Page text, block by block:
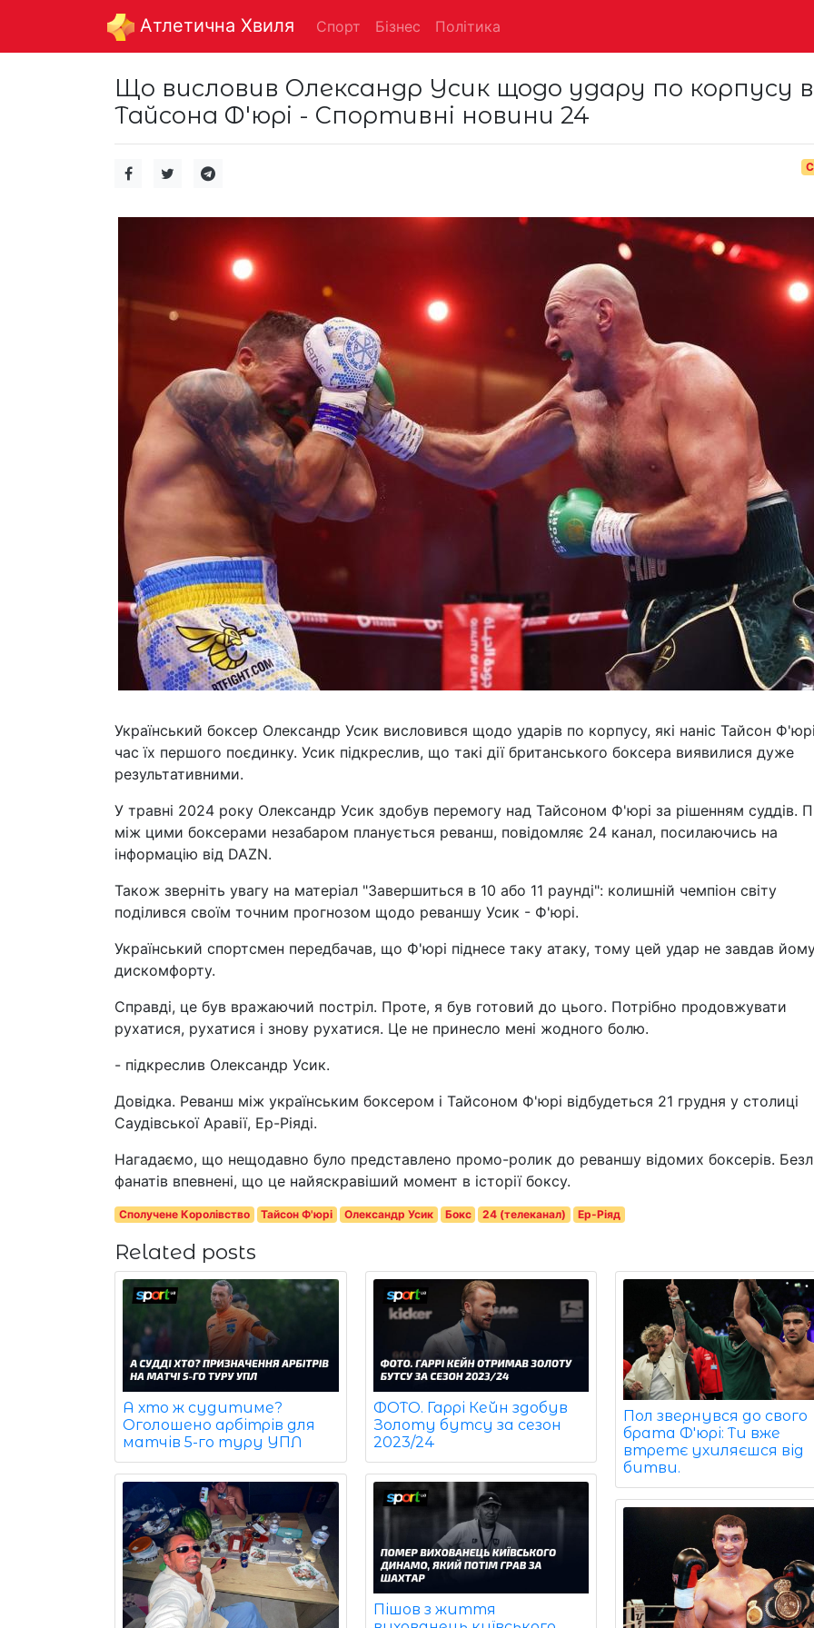
Aтлетична Хвиля Спорт Бізнес Політика
Що висловив Олександр Усик щодо удару по корпусу
Тайсона Ф'юрі - Спортивні новини 24
Український боксер Олександр Усик висловився щодо ударів по корпусу, які наніс Тайсон
час їх першого поєдинку. Усик підкреслив, що такі дії британського боксера виявилися дуже
результативними.
У травні 2024 року Олександр Усик здобув перемогу над Тайсоном Ф'юрі за рішенням суддів.
між цими боксерами незабаром планується реванш, повідомляє 24 канал, посилаючись на
інформацію від DAZN.
Також зверніть увагу на матеріал "Завершиться в 10 або 11 раунді": колишній чемпіон світу
поділився своїм точним прогнозом щодо реваншу Усик - Ф'юрі.
Український спортсмен передбачав, що Ф'юрі піднесе таку атаку, тому цей удар не завдав
дискомфорту.
Справді, це був вражаючий постріл. Проте, я був готовий до цього. Потрібно продовжувати
рухатися, рухатися і знову рухатися. Це не принесло мені жодного болю.
- підкреслив Олександр Усик.
Довідка. Реванш між українським боксером і Тайсоном Ф'юрі відбудеться 21 грудня у столиці
Саудівської Аравії, Ер-Ріяді.
Нагадаємо, що нещодавно було представлено промо-ролик до реваншу відомих боксерів.
фанатів впевнені, що це найяскравіший момент в історії боксу.
Сполучене Королівство Тайсон Ф'юрі Олександр Усик Бокс 24 (телеканал) Ер-Ріяд
Related posts
А хто ж судитиме?
Оголошено арбітрів для
матчів 5-го туру УПЛ
ФОТО. Гаррі Кейн здобув
Золоту бутсу за сезон
2023/24
Пішов з життя
Пол звернувся до свого
брата Ф'юрі: Ти вже
втретє ухиляєшся від
битви.